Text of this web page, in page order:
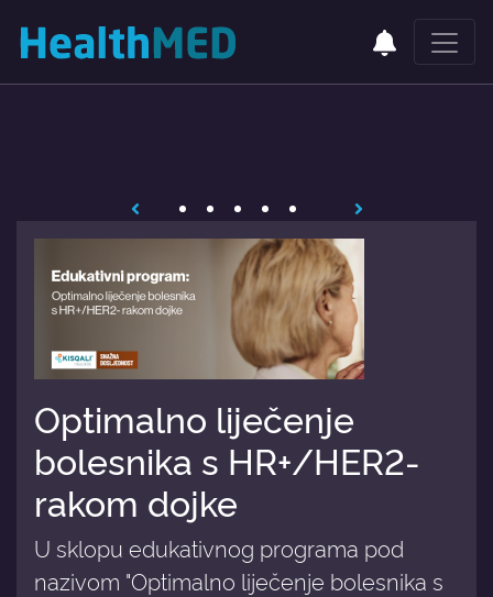
Optimalno liječenje
bolesnika s HR+/HER2-
rakom dojke
U sklopu edukativnog programa pod
nazivom "Optimalno liječenje bolesnika s